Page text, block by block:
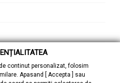
continut personalizat, folosim
Apasand [ Accepta ] sau